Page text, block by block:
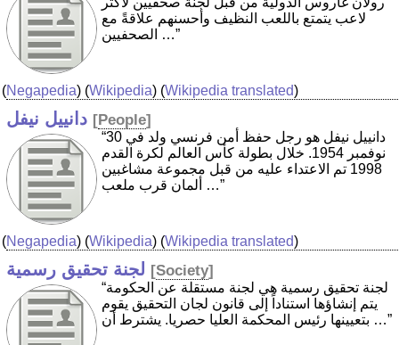
لاعب يتمتع باللعب النظيف وأحسنهم علاقةً مع
الصحفيين …”
(Negapedia) (Wikipedia) (Wikipedia translated)
دانييل نيفل [People]
“دانييل نيفل هو رجل حفظ أمن فرنسي ولد في 30
نوفمبر 1954. خلال بطولة كأس العالم لكرة القدم
1998 تم الاعتداء عليه من قبل مجموعة مشاغبين
ألمان قرب ملعب …”
(Negapedia) (Wikipedia) (Wikipedia translated)
لجنة تحقيق رسمية [Society]
“لجنة تحقيق رسمية هي لجنة مستقلة عن الحكومة
يتم إنشاؤها استناداً إلى قانون لجان التحقيق يقوم
بتعيينها رئيس المحكمة العليا حصريا. يشترط أن …”